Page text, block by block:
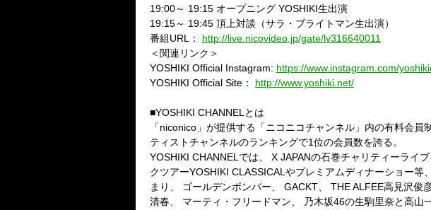
19:00～ 19:15 オープニング YOSHIKI生出演
19:15～ 19:45 頂上対談（サラ・ブライトマン生出演）
番組URL： http://live.nicovideo.jp/gate/lv316640011
＜関連リンク＞
YOSHIKI Official Instagram: https://www.instagram.com/
YOSHIKI Official Site： http://www.yoshiki.net/
■YOSHIKI CHANNELとは
「niconico」が提供する「ニコニコチャンネル」内の有料会
ティストチャンネルのランキングで1位の会員数を誇る。
YOSHIKI CHANNELでは、 X JAPANの石巻チャリティーライ
クツアーYOSHIKI CLASSICALやプレミアムディナーショー
まり、 ゴールデンボンバー、 GACKT、 THE ALFEE高見沢俊
清春、 マーティ・フリードマン、 乃木坂46の生駒里奈と高